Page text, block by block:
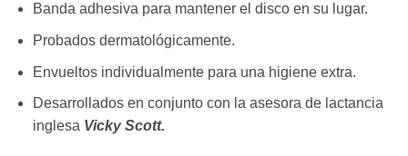
Banda adhesiva para mantener el disco en su lugar.
Probados dermatológicamente.
Envueltos individualmente para una higiene extra.
Desarrollados en conjunto con la asesora de lactancia
inglesa Vicky Scott.